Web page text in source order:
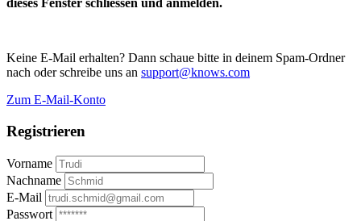
dieses Fenster schliessen und anmelden.
Keine E-Mail erhalten? Dann schaue bitte in deinem Spam-Ordner
nach oder schreibe uns an support@knows.com
Zum E-Mail-Konto
Registrieren
Vorname
Nachname
E-Mail
Passwort